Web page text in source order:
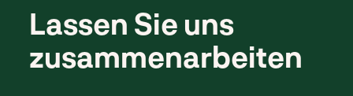
Lassen Sie uns
zusammenarbeiten